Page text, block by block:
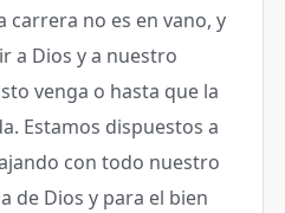
carrera no es en vano, y
a Dios y a nuestro
venga o hasta que la
Estamos dispuestos a
con todo nuestro
de Dios y para el bien